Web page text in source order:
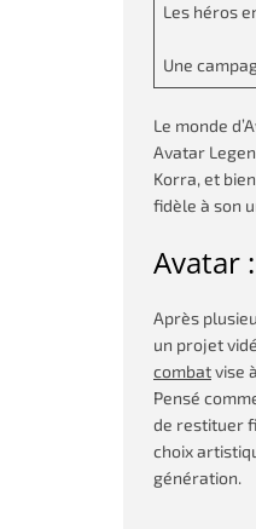
Les héros
Une
Le monde
Avatar
Korra, et
fidèle à son
Avatar
Après
un projet
combatvise
Pensé
de restituer
choix
génération.